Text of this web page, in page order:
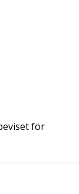
för